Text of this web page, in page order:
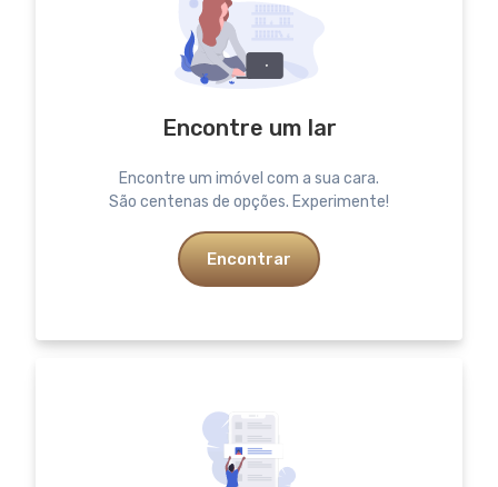
Encontre um lar
Encontre um imóvel com a sua cara.
São centenas de opções. Experimente!
Encontrar